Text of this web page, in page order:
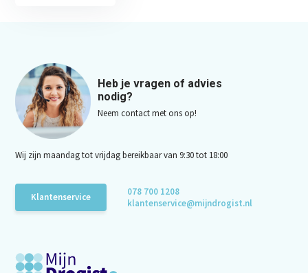
Heb je vragen of advies
nodig?
Neem contact met ons op!
Wij zijn maandag tot vrijdag bereikbaar van 9:30 tot 18:00
Klantenservice
078 700 1208
klantenservice@mijndrogist.nl